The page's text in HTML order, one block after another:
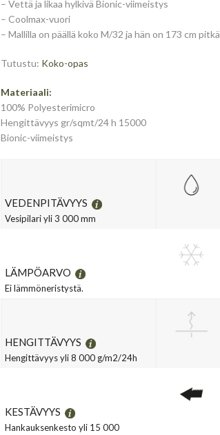
– Vettä ja likaa hylkivä Bionic-viimeistys
– Coolmax-vuori
– Mallilla on päällä koko M/32 ja hän on 173 cm pitkä
Tutustu: Koko-opas
Materiaali:
100% Polyesterimicro
Hengittävyys gr/sqmt/24 h 15000
Bionic-viimeistys
VEDENPITÄVYYS
Vesipilari yli 3 000 mm
LÄMPÖARVO
Ei lämmöneristystä.
HENGITTÄVYYS
Hengittävyys yli 8 000 g/m2/24h
KESTÄVYYS
Hankauksenkesto yli 15 000